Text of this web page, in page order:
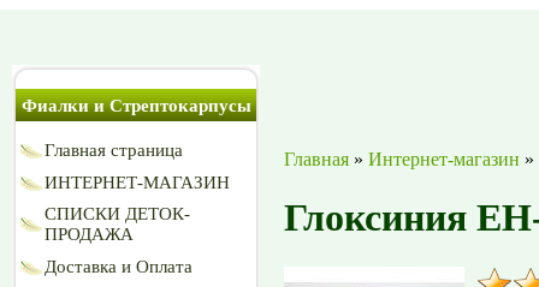
Фиалки и Стрептокарпусы
Главная страница
ИНТЕРНЕТ-МАГАЗИН
СПИСКИ ДЕТОК-
ПРОДАЖА
Доставка и Оплата
Главная » Интернет-магазин »
Глоксиния